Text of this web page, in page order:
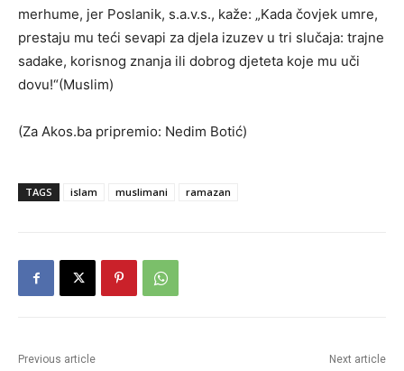
merhume, jer Poslanik, s.a.v.s., kaže: „Kada čovjek umre,
prestaju mu teći sevapi za djela izuzev u tri slučaja: trajne
sadake, korisnog znanja ili dobrog djeteta koje mu uči
dovu!“(Muslim)
(Za Akos.ba pripremio: Nedim Botić)
TAGS islam muslimani ramazan
Previous article Next article